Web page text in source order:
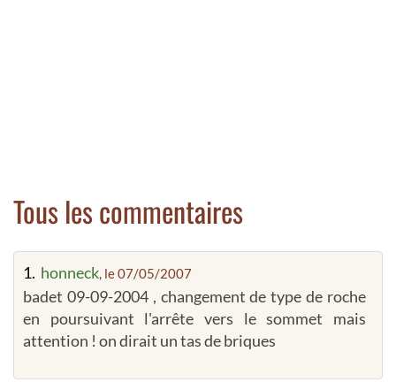
Tous les commentaires
1. honneck, le 07/05/2007
badet 09-09-2004 , changement de type de roche
en poursuivant l'arrête vers le sommet mais
attention ! on dirait un tas de briques